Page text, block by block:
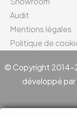
Audit
Mentions légales
Politique de
© Copyright 2014-
développé